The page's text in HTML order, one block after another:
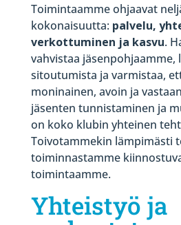
Toimintaamme ohjaavat
kokonaisuutta: palvelu,
verkottuminen ja kasvu.
vahvistaa jäsenpohjaamme,
sitoutumista ja varmistaa,
moninainen, avoin ja
jäsenten tunnistaminen ja
on koko klubin yhteinen
Toivotammekin lämpimästi
toiminnastamme
toimintaamme.
Yhteistyö ja